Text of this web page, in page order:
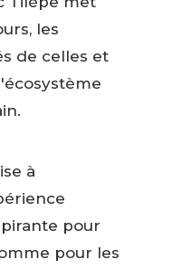
les
de celles et
à
pour
pour les